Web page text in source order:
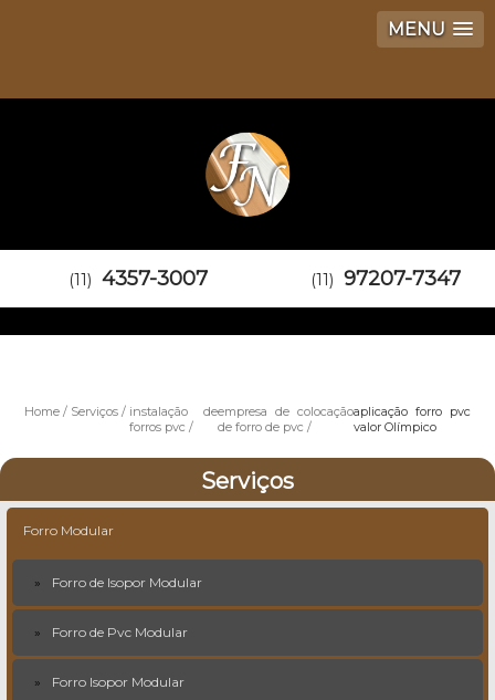
MENU
(11) 4357-3007 (11) 97207-7347
Home Serviços
instalação de
forros pvc
empresa de colocação
de forro de pvc
aplicação forro pvc
valor Olímpico
Serviços
Forro Modular
Forro de Isopor Modular
Forro de Pvc Modular
Forro Isopor Modular